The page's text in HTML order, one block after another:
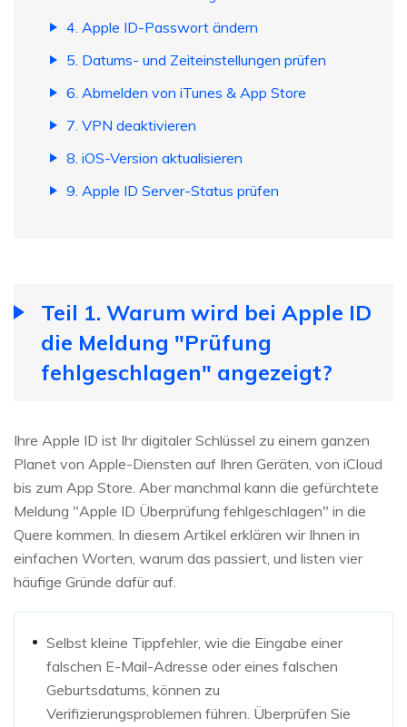
4. Apple ID-Passwort ändern
5. Datums- und Zeiteinstellungen prüfen
6. Abmelden von iTunes & App Store
7. VPN deaktivieren
8. iOS-Version aktualisieren
9. Apple ID Server-Status prüfen
Teil 1. Warum wird bei Apple ID
die Meldung "Prüfung
fehlgeschlagen" angezeigt?
Ihre Apple ID ist Ihr digitaler Schlüssel zu einem ganzen
Planet von Apple-Diensten auf Ihren Geräten, von iCloud
bis zum App Store. Aber manchmal kann die gefürchtete
Meldung "Apple ID Überprüfung fehlgeschlagen" in die
Quere kommen. In diesem Artikel erklären wir Ihnen in
einfachen Worten, warum das passiert, und listen vier
häufige Gründe dafür auf.
Selbst kleine Tippfehler, wie die Eingabe einer
falschen E-Mail-Adresse oder eines falschen
Geburtsdatums, können zu
Verifizierungsproblemen führen. Überprüfen Sie